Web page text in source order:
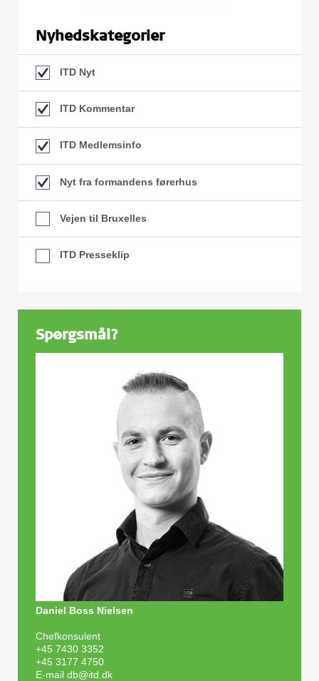
Nyhedskategorier
ITD Nyt
ITD Kommentar
ITD Medlemsinfo
Nyt fra formandens førerhus
Vejen til Bruxelles
ITD Presseklip
Spørgsmål?
Daniel Boss Nielsen
Chefkonsulent
+45 7430 3352
+45 3177 4750
E-mail db@itd.dk